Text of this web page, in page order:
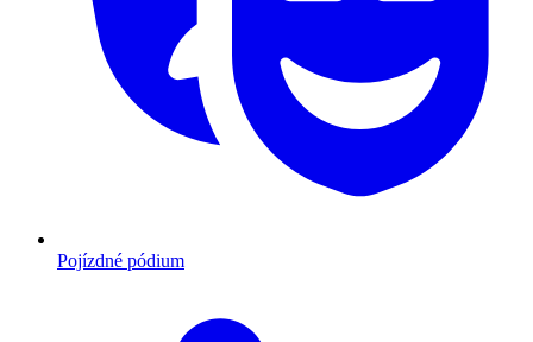
Pojízdné pódium